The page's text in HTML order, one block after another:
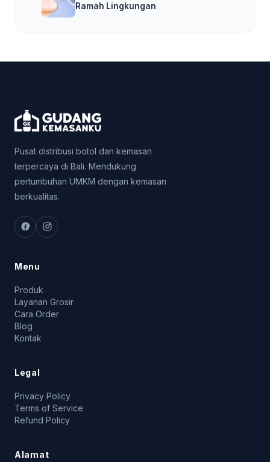
Ramah Lingkungan
Pusat distribusi botol dan kemasan
terpercaya di Bali. Mendukung
pertumbuhan UMKM dengan kemasan
berkualitas.
Menu
Produk
Layanan Grosir
Cara Order
Blog
Kontak
Legal
Privacy Policy
Terms of Service
Refund Policy
Alamat